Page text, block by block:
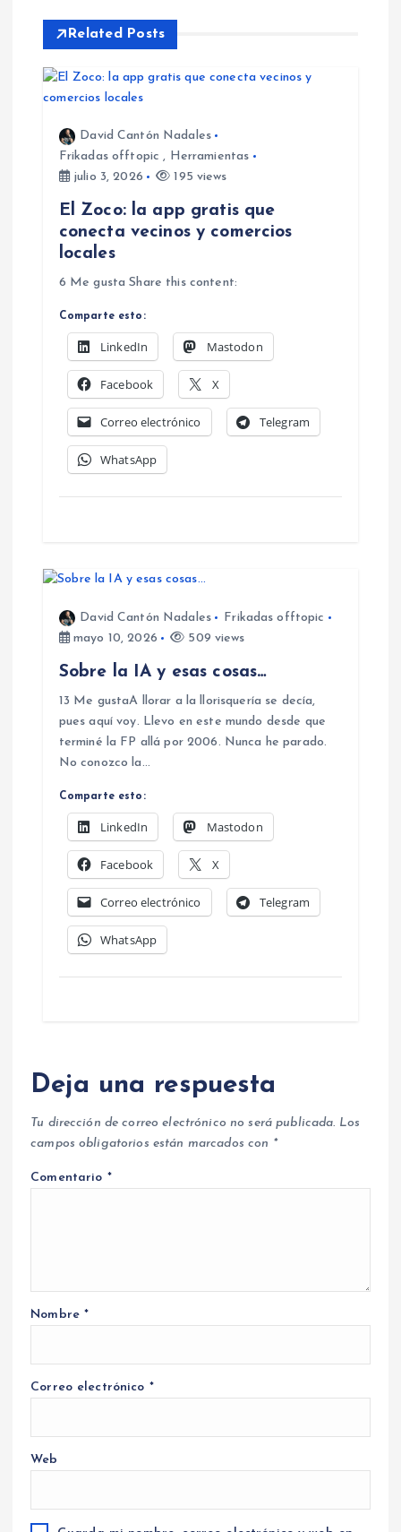
c
ó
s
Related Posts
David Cantón Nadales
Frikadas offtopic , Herramientas
julio 3, 2026
195 views
El Zoco: la app gratis que
conecta vecinos y comercios
locales
6 Me gusta Share this content:
Comparte esto:
LinkedIn Mastodon
Facebook X
Correo electrónico Telegram
WhatsApp
David Cantón Nadales
Frikadas offtopic
mayo 10, 2026
509 views
Sobre la IA y esas cosas…
13 Me gustaA llorar a la llorisquería se decía,
pues aquí voy. Llevo en este mundo desde que
terminé la FP allá por 2006. Nunca he parado.
No conozco la…
Comparte esto:
LinkedIn Mastodon
Facebook X
Correo electrónico Telegram
WhatsApp
Deja una respuesta
Tu dirección de correo electrónico no será publicada. Los
campos obligatorios están marcados con *
Comentario *
Nombre*
Correo electrónico *
Web